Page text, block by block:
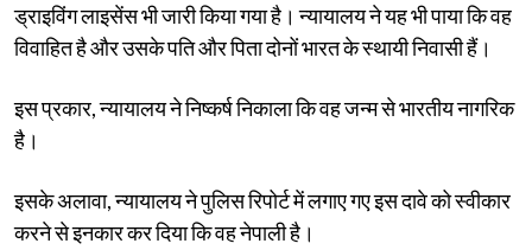
ड्राइविंग लाइसेंस भी जारी किया गया है। न्यायालय ने यह भी पाया कि वह
विवाहित है और उसके पति और पिता दोनों भारत के स्थायी निवासी हैं।
इस प्रकार, न्यायालय ने निष्कर्ष निकाला कि वह जन्म से भारतीय नागरिक
है।
इसके अलावा, न्यायालय ने पुलिस रिपोर्ट में लगाए गए इस दावे को स्वीकार
करने से इनकार कर दिया कि वह नेपाली है।